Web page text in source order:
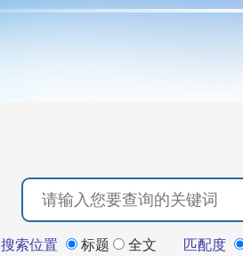
搜索位置 标题 全文 匹配度